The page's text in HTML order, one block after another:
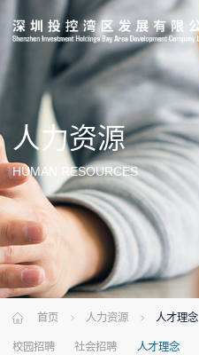
人力资源
HUMAN RESOURCES
首页 人力资源 人才理念
校园招聘 社会招聘 人才理念